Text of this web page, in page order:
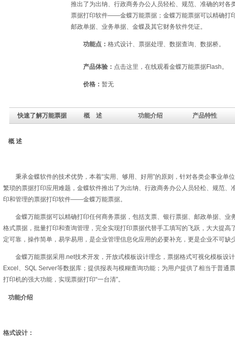
推出了为出纳、行政商务办公人员轻松、规范、准确的对各
票据打印软件――金蝶万能票据；金蝶万能票据可以精确打
邮政单据、业务单据、金蝶及其它财务软件凭证。
功能点： 格式设计、票据处理、数据查询、数据桥。
产品体验： 点击这里 ，在线观看金蝶万能票据Flash。
价格： 暂无
快速了解万能票据 概 述 功能介绍 产品特性
概 述
秉承金蝶软件的技术优势，本着“实用、够用、好用”的原则，针对各类企事业单
繁琐的票据打印应用难题，金蝶软件推出了为出纳、行政商务办公人员轻松、规范、
印和管理的票据打印软件――金蝶万能票据。
金蝶万能票据可以精确打印任何商务票据，包括支票、银行票据、邮政单据、业
格式票据，批量打印和查询管理，完全实现打印票据代替手工填写的飞跃，大大提高
定可靠，操作简单，易学易用，是企业管理信息化应用的必要补充，更是企业不可缺
金蝶万能票据采用.net技术开发，开放式模板设计理念，票据格式可视化模板设
Excel、SQL Server等数据库；提供报表与模糊查询功能；为用户提供了相当于普通
打印机的强大功能，实现票据打印“一台清”。
功能介绍
格式设计：